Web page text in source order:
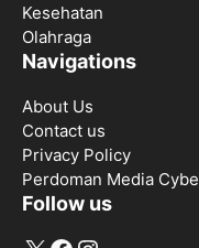
Kesehatan
Olahraga
Navigations
About Us
Contact us
Privacy Policy
Perdoman Media
Follow us